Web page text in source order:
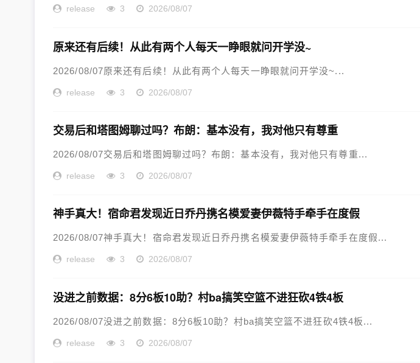
release 3 2026/08/07
原来还有后续！从此有两个人每天一睁眼就问开学没~
2026/08/07原来还有后续！从此有两个人每天一睁眼就问开学没~...
release 3 2026/08/07
交易后和塔图姆聊过吗？布朗：基本没有，我对他只有尊重
2026/08/07交易后和塔图姆聊过吗？布朗：基本没有，我对他只有尊重...
release 3 2026/08/07
神手真大！宿命君发现近日乔丹携名模爱妻伊薇特手牵手在度假
2026/08/07神手真大！宿命君发现近日乔丹携名模爱妻伊薇特手牵手在度假...
release 3 2026/08/07
没进之前数据：8分6板10助？村ba搞笑空篮不进狂砍4铁4板
2026/08/07没进之前数据：8分6板10助？村ba搞笑空篮不进狂砍4铁4板...
release 3 2026/08/07